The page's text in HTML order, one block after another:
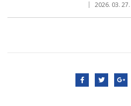
2026. 03. 27.